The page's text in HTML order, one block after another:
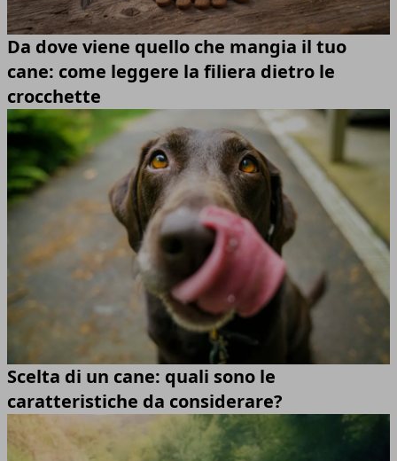
Da dove viene quello che mangia il tuo
cane: come leggere la filiera dietro le
crocchette
Scelta di un cane: quali sono le
caratteristiche da considerare?